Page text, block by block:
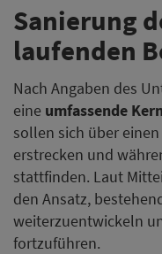
Sanierung
laufenden
Nach Angaben des
eine umfassende
sollen sich über
erstrecken und
stattfinden. Laut
den Ansatz,
weiterzuentwickeln
fortzuführen.